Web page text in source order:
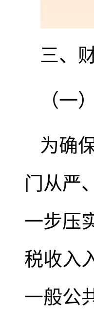
三、
（一
为确
门从严
一步压
税收入
一般公